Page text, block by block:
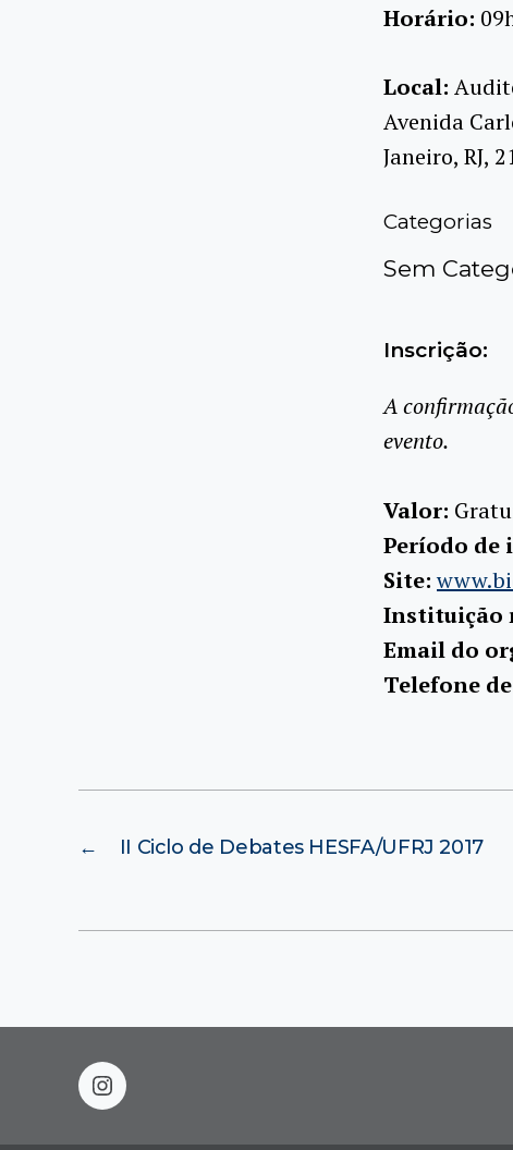
Horário:
Local:
Avenida
Janeiro, RJ,
Categorias
Sem
Inscrição:
A
evento.
Valor:
Período de
Site:
Instituição
Email do
Telefone
← II Ciclo de Debates HESFA/UFRJ 2017
instagram